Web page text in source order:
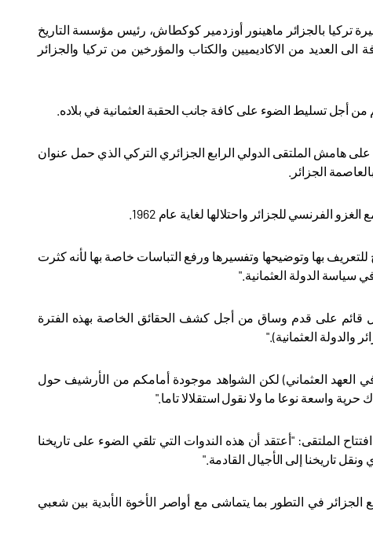
بالجزائر ماهينور أوزدمير كوكطاش، رئيس مؤسسة التاريخ
العديد من الاكاديميين والكتاب والمؤرخين من تركيا والجزائر
أجل تسليط الضوء على كافة جانب الحقبة العثمانية في بلاده
هامش الملتقى الدولي الرابع الجزائري التركي الذي حمل عنوان
بها وتوضيحها وتفسيرها ورفع التباسات خاصة بها لأنه كثرت
سياسة الدولة العثمانية ".
قائم على قدم وساق من أجل كشف الحقائق الخاصة بهذه الفترة
والدولة العثمانية) ".
العهد العثماني) لكن الشواهد موجودة أمامكم من الأرشيف حول
واسعة نوعا ما ولا نقول استقلالا تاما ".
الملتقى: "أعتقد أن هذه الندوات التي تلقي الضوء على تاريخنا
تاريخنا إلى الأجيال القادمة ".
الجزائر في التطور بما يتماشى مع أواصر الأخوة الأبدية بين شعبي